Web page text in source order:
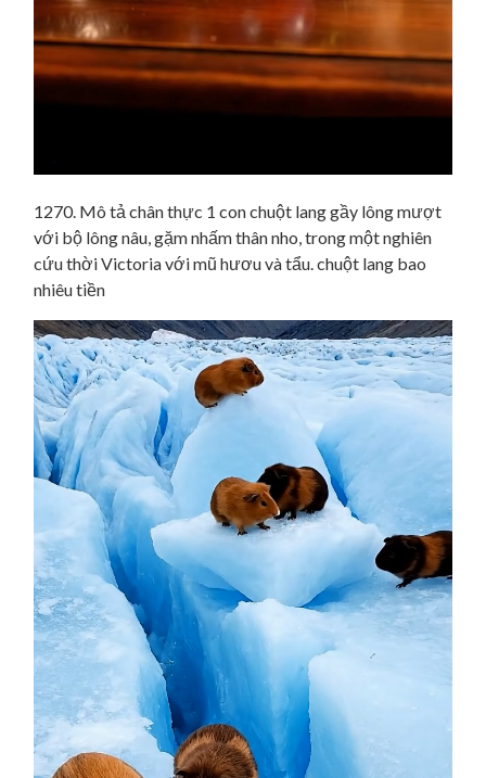
1270. Mô tả chân thực 1 con chuột lang gầy lông mượt
với bộ lông nâu, gặm nhấm thân nho, trong một nghiên
cứu thời Victoria với mũ hươu và tẩu. chuột lang bao
nhiêu tiền